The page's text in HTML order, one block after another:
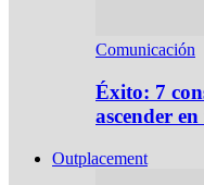
Comunicación
Éxito: 7
ascender
Outplacement